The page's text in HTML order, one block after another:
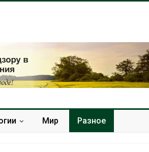
Мир Разное